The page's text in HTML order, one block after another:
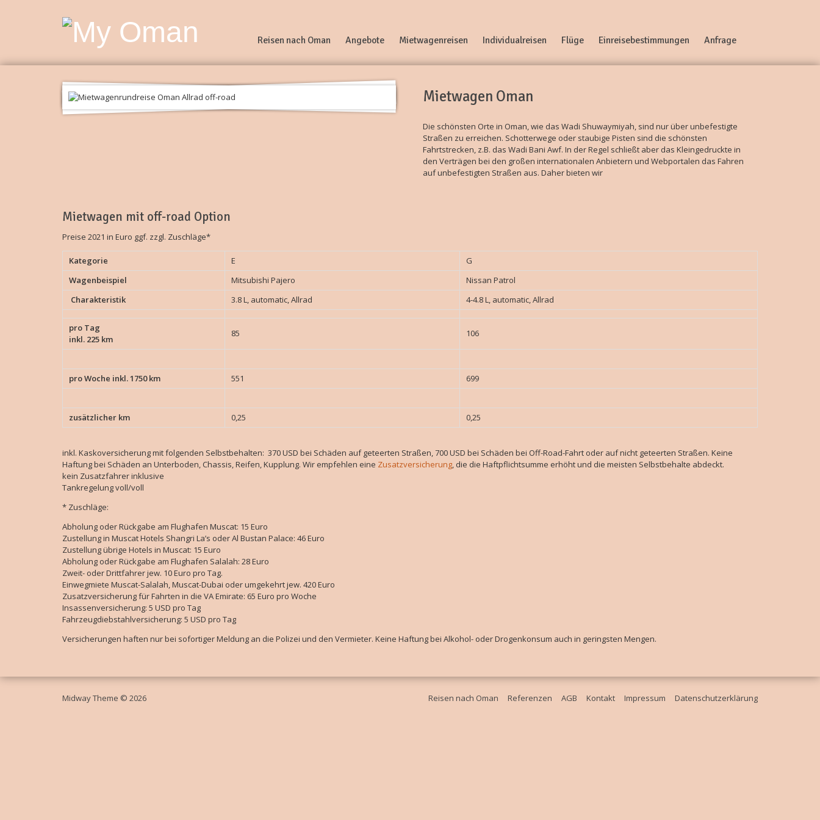
Reisen nach Oman Angebote Mietwagenreisen Individualreisen Flüge Einreisebestimmungen Anfrage
Mietwagen Oman
Die schönsten Orte in Oman, wie das Wadi Shuwaymiyah, sind nur über unbefestigte
Straßen zu erreichen. Schotterwege oder staubige Pisten sind die schönsten
Fahrtstrecken, z.B. das Wadi Bani Awf. In der Regel schließt aber das Kleingedruckte in
den Verträgen bei den großen internationalen Anbietern und Webportalen das Fahren
auf unbefestigten Straßen aus. Daher bieten wir
Mietwagen mit off-road Option
Preise 2021 in Euro ggf. zzgl. Zuschläge*
Kategorie E
G
Wagenbeispiel
Mitsubishi Pajero
Nissan Patrol
Charakteristik
3.8 L, automatic, Allrad 4-4.8 L, automatic, Allrad
pro Tag
inkl. 225 km
85 106
pro Woche inkl. 1750 km 551 699
zusätzlicher km 0,25 0,25
inkl. Kaskoversicherung mit folgenden Selbstbehalten: 370 USD bei Schäden auf geteerten Straßen, 700 USD bei Schäden bei Off-Road-Fahrt oder auf nicht geteerten Straßen. Keine
Haftung bei Schäden an Unterboden, Chassis, Reifen, Kupplung. Wir empfehlen eine Zusatzversicherung, die die Haftpflichtsumme erhöht und die meisten Selbstbehalte abdeckt.
kein Zusatzfahrer inklusive
Tankregelung voll/voll
* Zuschläge:
Abholung oder Rückgabe am Flughafen Muscat: 15 Euro
Zustellung in Muscat Hotels Shangri La’s oder Al Bustan Palace: 46 Euro
Zustellung übrige Hotels in Muscat: 15 Euro
Abholung oder Rückgabe am Flughafen Salalah: 28 Euro
Zweit- oder Drittfahrer jew. 10 Euro pro Tag.
Einwegmiete Muscat-Salalah, Muscat-Dubai oder umgekehrt jew. 420 Euro
Zusatzversicherung für Fahrten in die VA Emirate: 65 Euro pro Woche
Insassenversicherung: 5 USD pro Tag
Fahrzeugdiebstahlversicherung: 5 USD pro Tag
Versicherungen haften nur bei sofortiger Meldung an die Polizei und den Vermieter. Keine Haftung bei Alkohol- oder Drogenkonsum auch in geringsten Mengen.
Midway Theme © 2026 Reisen nach Oman Referenzen AGB Kontakt Impressum Datenschutzerklärung